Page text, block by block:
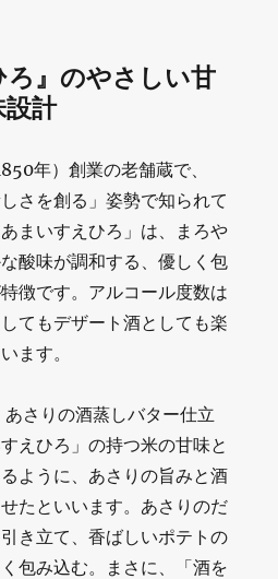
ろ』のやさしい甘
計
年）創業の老舗蔵で、
さを創る」姿勢で知られて
まいすえひろ」は、まろや
酸味が調和する、優しく包
徴です。アルコール度数は
てもデザート酒としても楽
ます。
さりの酒蒸しバター仕立
えひろ」の持つ米の甘味と
ように、あさりの旨みと酒
たといいます。あさりのだ
き立て、香ばしいポテトの
包み込む。まさに、「酒を